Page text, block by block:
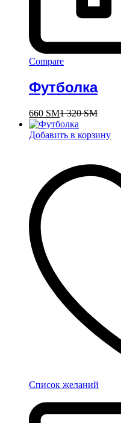
Compare
Футболка
660 ЅМ1 320ЅМ
Добавить в корзину
Список желаний